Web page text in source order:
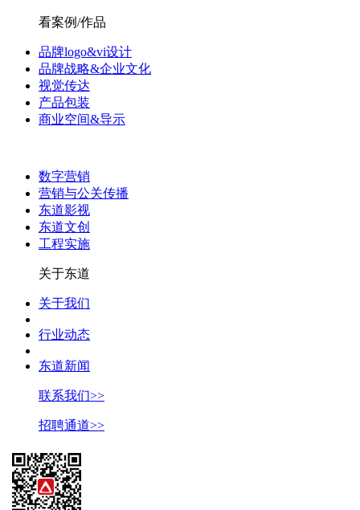
看案例/作品
品牌logo&vi设计
品牌战略&企业文化
视觉传达
产品包装
商业空间&导示
数字营销
营销与公关传播
东道影视
东道文创
工程实施
关于东道
关于我们
行业动态
东道新闻
联系我们>>
招聘通道>>